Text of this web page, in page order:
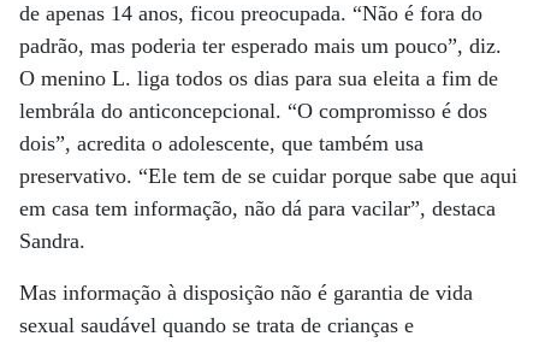
de apenas 14 anos, ficou preocupada. “Não é fora do
padrão, mas poderia ter esperado mais um pouco”, diz.
O menino L. liga todos os dias para sua eleita a fim de
lembrála do anticoncepcional. “O compromisso é dos
dois”, acredita o adolescente, que também usa
preservativo. “Ele tem de se cuidar porque sabe que aqui
em casa tem informação, não dá para vacilar”, destaca
Sandra.
Mas informação à disposição não é garantia de vida
sexual saudável quando se trata de crianças e